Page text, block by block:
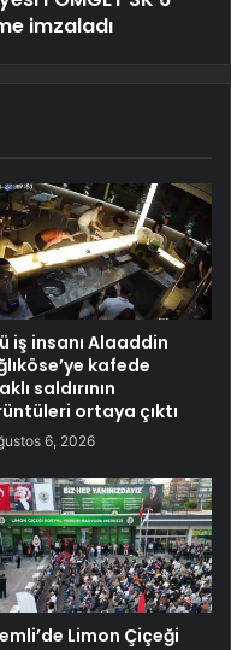
imzaladı
iş insanı Alaaddin
kafede
saldırının
ortaya çıktı
6, 2026
Limon Çiçeği